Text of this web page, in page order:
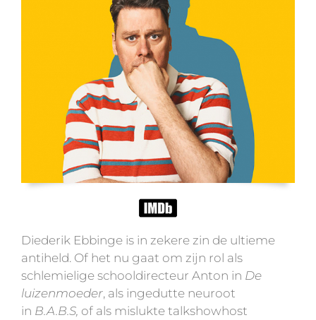
Diederik Ebbinge is in zekere zin de ultieme
antiheld. Of het nu gaat om zijn rol als
schlemielige schooldirecteur Anton in De
luizenmoeder, als ingedutte neuroot
in B.A.B.S, of als mislukte talkshowhost